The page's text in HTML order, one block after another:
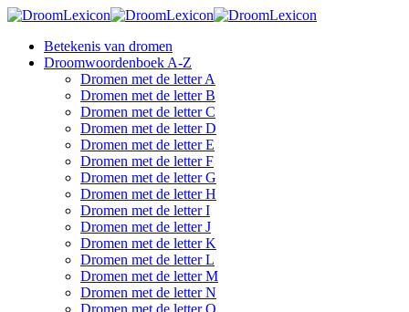
Betekenis van dromen
Droomwoordenboek A-Z
Dromen met de letter A
Dromen met de letter B
Dromen met de letter C
Dromen met de letter D
Dromen met de letter E
Dromen met de letter F
Dromen met de letter G
Dromen met de letter H
Dromen met de letter I
Dromen met de letter J
Dromen met de letter K
Dromen met de letter L
Dromen met de letter M
Dromen met de letter N
Dromen met de letter O